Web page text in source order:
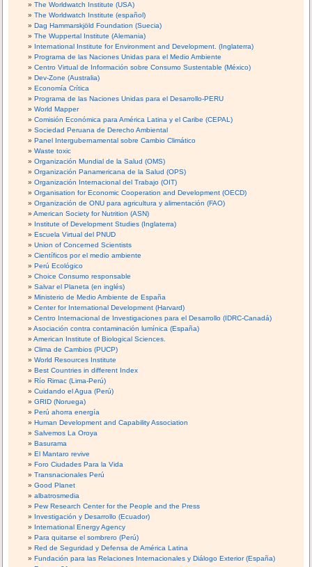
The Worldwatch Institute (USA)
The Worldwatch Institute (español)
Dag Hammarskjöld Foundation (Suecia)
The Wuppertal Institute (Alemania)
International Institute for Environment and Development. (Inglaterra)
Programa de las Naciones Unidas para el Medio Ambiente
Centro Virtual de Información sobre Consumo Sustentable (México)
Dev-Zone (Australia)
Economía Crítica
Programa de las Naciones Unidas para el Desarrollo-PERU
World Mapper
Comisión Económica para América Latina y el Caribe (CEPAL)
Sociedad Peruana de Derecho Ambiental
Panel Intergubernamental sobre Cambio Climático
Waste toxic
Organización Mundial de la Salud (OMS)
Organización Panamericana de la Salud (OPS)
Organización Internacional del Trabajo (OIT)
Organisation for Economic Cooperation and Development (OECD)
Organización de ONU para agricultura y alimentación (FAO)
American Society for Nutrition (ASN)
Institute of Development Studies (Inglaterra)
Escuela Virtual del PNUD
Union of Concerned Scientists
Científicos por el medio ambiente
Perú Ecológico
Choice Consumo responsable
Salvar el Planeta (en inglés)
Ministerio de Medio Ambiente de España
Center for International Development (Harvard)
Centro Internacional de Investigaciones para el Desarrollo (IDRC-Canadá)
Asociación contra contaminación lumínica (España)
American Institute of Biological Sciences.
Clima de Cambios (PUCP)
World Resources Institute
Best Countries in different Index
Río Rimac (Lima-Perú)
Cuidando el Agua (Perú)
GRID (Noruega)
Perú ahorra energía
Human Development and Capability Association
Salvemos La Oroya
Basurama
El Mantaro revive
Foro Ciudades Para la Vida
Transnacionales Perú
Good Planet
albatrosmedia
Pew Research Center for the People and the Press
Investigación y Desarrollo (Ecuador)
International Energy Agency
Para quitarse el sombrero (Perú)
Red de Seguridad y Defensa de América Latina
Fundación para las Relaciones Internacionales y Diálogo Exterior (España)